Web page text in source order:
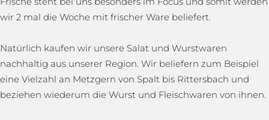
wir 2 mal die Woche mit frischer Ware beliefert.
Natürlich kaufen wir unsere Salat und Wurstwaren
nachhaltig aus unserer Region. Wir beliefern zum Beispiel
eine Vielzahl an Metzgern von Spalt bis Rittersbach und
beziehen wiederum die Wurst und Fleischwaren von ihnen.